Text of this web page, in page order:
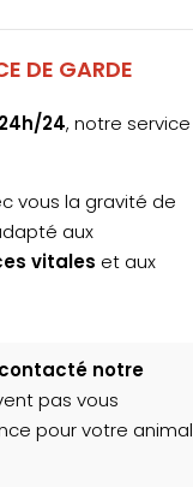
DE GARDE
24, notre service
vous la gravité de
aux
vitales et aux
notre
pas vous
pour votre animal